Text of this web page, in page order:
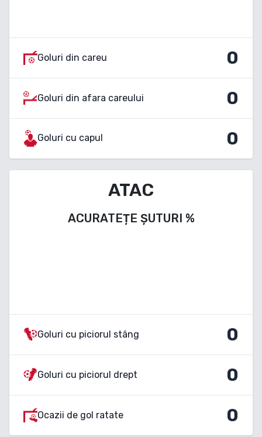
Goluri din careu 0
Goluri din afara careului 0
Goluri cu capul 0
ATAC
ACURATEȚE ȘUTURI %
Goluri cu piciorul stâng 0
Goluri cu piciorul drept 0
Ocazii de gol ratate 0